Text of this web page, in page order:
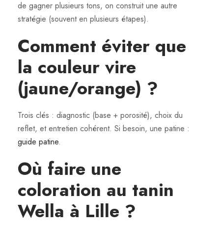
de gagner plusieurs tons, on construit une autre
stratégie (souvent en plusieurs étapes).
Comment éviter que
la couleur vire
(jaune/orange) ?
Trois clés : diagnostic (base + porosité), choix du
reflet, et entretien cohérent. Si besoin, une patine :
guide patine.
Où faire une
coloration au tanin
Wella à Lille ?